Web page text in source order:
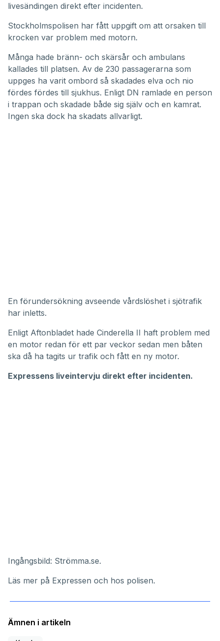
livesändingen direkt efter incidenten.
Stockholmspolisen har fått uppgift om att orsaken till
krocken var problem med motorn.
Många hade bränn- och skärsår och ambulans
kallades till platsen. Av de 230 passagerarna som
uppges ha varit ombord så skadades elva och nio
fördes fördes till sjukhus. Enligt DN ramlade en person
i trappan och skadade både sig själv och en kamrat.
Ingen ska dock ha skadats allvarligt.
En förundersökning avseende vårdslöshet i sjötrafik
har inletts.
Enligt Aftonbladet hade Cinderella II haft problem med
en motor redan för ett par veckor sedan men båten
ska då ha tagits ur trafik och fått en ny motor.
Expressens liveintervju direkt efter incidenten.
Ingångsbild: Strömma.se.
Läs mer på Expressen och hos polisen.
Ämnen i artikeln